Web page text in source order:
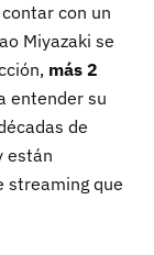
con un
Miyazaki se
más 2
entender su
de
están
streaming que